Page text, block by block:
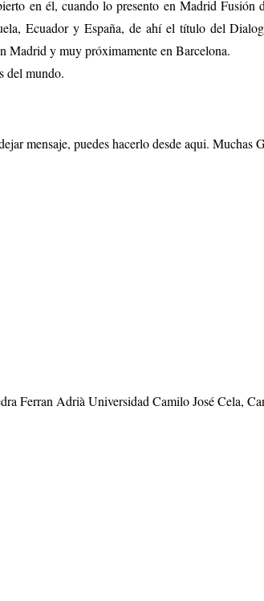
en él, cuando lo presento en Madrid Fusión
Ecuador y España, de ahí el título del
Madrid y muy próximamente en Barcelona.
del mundo.
mensaje, puedes hacerlo desde aqui. Muchas
Ferran Adrià Universidad Camilo José Cela,